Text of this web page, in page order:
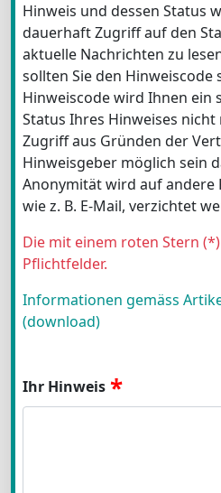
Hinweis und dessen Status
dauerhaft Zugriff auf den
aktuelle Nachrichten zu
sollten Sie den Hinweiscode
Hinweiscode wird Ihnen ein
Status Ihres Hinweises
Zugriff aus Gründen der
Hinweisgeber möglich sein
Anonymität wird auf
wie z. B. E-Mail, verzichtet
Die mit einem roten Stern
Pflichtfelder.
Informationen gemäss
(download)
Ihr Hinweis